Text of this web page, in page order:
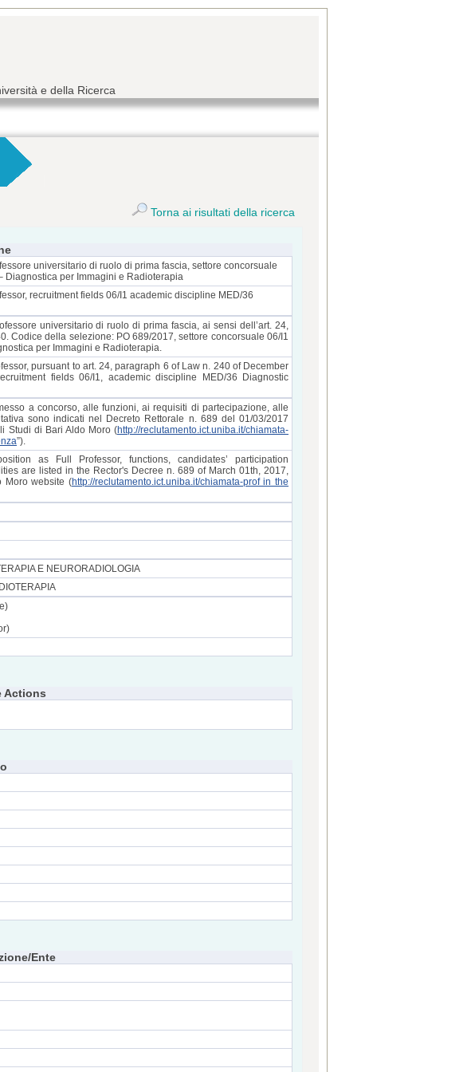
e della Ricerca
Torna ai risultati della ricerca
universitario di ruolo di prima fascia, settore concorsuale
Diagnostica per Immagini e Radioterapia
recruitment fields 06/I1 academic discipline MED/36
universitario di ruolo di prima fascia, ai sensi dell’art. 24,
Codice della selezione: PO 689/2017, settore concorsuale 06/I1
per Immagini e Radioterapia.
pursuant to art. 24, paragraph 6 of Law n. 240 of December
fields 06/I1, academic discipline MED/36 Diagnostic
a concorso, alle funzioni, ai requisiti di partecipazione, alle
sono indicati nel Decreto Rettorale n. 689 del 01/03/2017
Studi di Bari Aldo Moro (http://reclutamento.ict.uniba.it/chiamata-
”).
as Full Professor, functions, candidates’ participation
are listed in the Rector's Decree n. 689 of March 01th, 2017,
Moro website (http://reclutamento.ict.uniba.it/chiamata-prof in the
E NEURORADIOLOGIA
Actions
Ente